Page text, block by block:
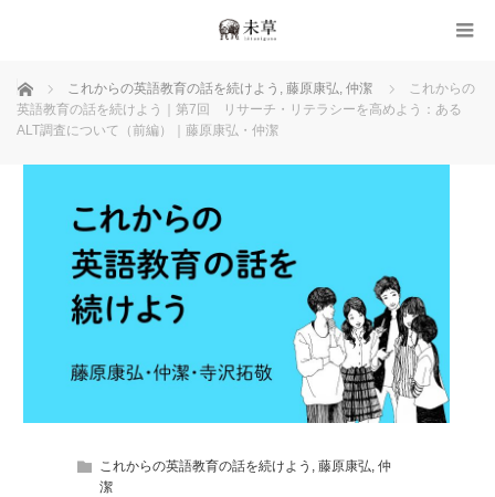
ホーム これからの英語教育の話を続けよう , 藤原康弘, 仲潔
これからの
英語教育の話を続けよう｜第7回 リサーチ・リテラシーを高めよう：ある
ALT調査について（前編）｜藤原康弘・仲潔
これからの英語教育の話を続けよう , 藤原康弘, 仲
潔